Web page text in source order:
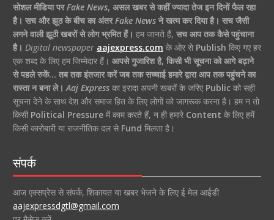
सोशल मीडिया परFake News, असल खबर से कहीं ज्यादा तेज इन दिनों फैल रहा
है। सच और झूठ के बीच का अंतरFake Newsने खत्म कर दिया है। सच जैसी
लगने वाली झूठी खबरों से लोग भ्रमित हैं। हम जानते हैं, सच आप तक कैसे पहुंचाना
है। Digital newspaper aajexpress.com के ओर से Publish किए गए हर
एक शब्द के लिए हम जिम्मेदार हैं। आपसे गुजारिश है, किसी भी सूचना को आगे बढ़ाने
से पहले रुकें… तब तक इंतजार करें जब तक सच्चाई हमारे द्वारा आप तक पहुंचने का
रास्ता न बना ले। Aaj Expressका इरादा अपनी खबरों के जरिए Publicको सही
सूचना देने के साथ देश और समाज हित के लिए लोगों को जागरूक करना है। हम न तो
किसी Political Pressureमें काम करते हैं, न ही हमारे Content के लिए हमें
किसी कारोबारी या राजनीतिक दल से Fund मिलता है।
संपर्क
आज एक्सप्रेस से संपर्क, शिकायत या खबर भेजने के लिए ई मेल आईडी
aajexpressdgtl@gmail.com